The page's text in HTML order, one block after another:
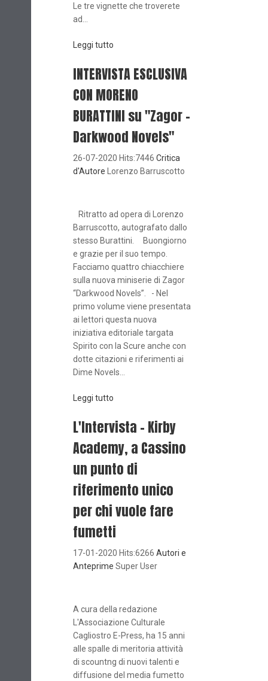
Le tre vignette che troverete
ad...
Leggi tutto
INTERVISTA ESCLUSIVA
CON MORENO
BURATTINI su "Zagor -
Darkwood Novels"
26-07-2020 Hits:7446 Critica
d'Autore Lorenzo Barruscotto
Ritratto ad opera di Lorenzo
Barruscotto, autografato dallo
stesso Burattini. Buongiorno
e grazie per il suo tempo.
Facciamo quattro chiacchiere
sulla nuova miniserie di Zagor
“Darkwood Novels”. - Nel
primo volume viene presentata
ai lettori questa nuova
iniziativa editoriale targata
Spirito con la Scure anche con
dotte citazioni e riferimenti ai
Dime Novels...
Leggi tutto
L'Intervista - Kirby
Academy, a Cassino
un punto di
riferimento unico
per chi vuole fare
fumetti
17-01-2020 Hits:6266 Autori e
Anteprime Super User
A cura della redazione
L'Associazione Culturale
Cagliostro E-Press, ha 15 anni
alle spalle di meritoria attività
di scountng di nuovi talenti e
diffusione del media fumetto